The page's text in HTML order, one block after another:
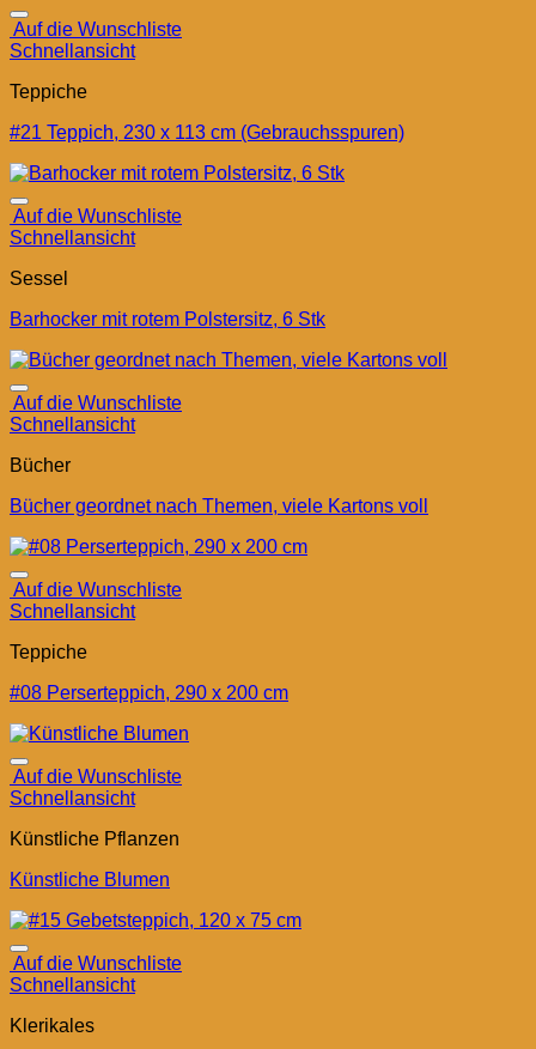
Auf die Wunschliste
Schnellansicht
Teppiche
#21 Teppich, 230 x 113 cm (Gebrauchsspuren)
Auf die Wunschliste
Schnellansicht
Sessel
Barhocker mit rotem Polstersitz, 6 Stk
Auf die Wunschliste
Schnellansicht
Bücher
Bücher geordnet nach Themen, viele Kartons voll
Auf die Wunschliste
Schnellansicht
Teppiche
#08 Perserteppich, 290 x 200 cm
Auf die Wunschliste
Schnellansicht
Künstliche Pflanzen
Künstliche Blumen
Auf die Wunschliste
Schnellansicht
Klerikales